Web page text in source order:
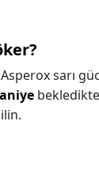
Asperox sarı